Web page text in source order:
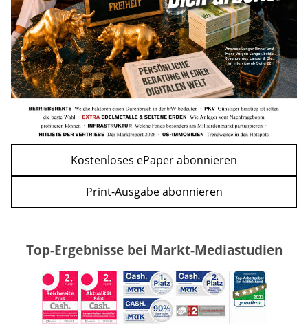
WEITERE ARTIKEL
zurückweiter
Kostenloses ePaper abonnieren
Print-Ausgabe abonnieren
Top-Ergebnisse bei Markt-Mediastudien